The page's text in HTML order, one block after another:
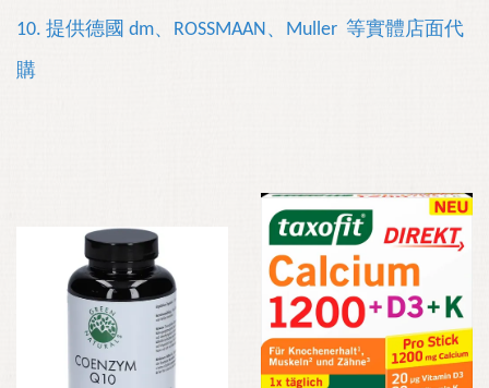
10. 提供德國 dm、
ROSSMAAN、Muller 等實體店面代
購